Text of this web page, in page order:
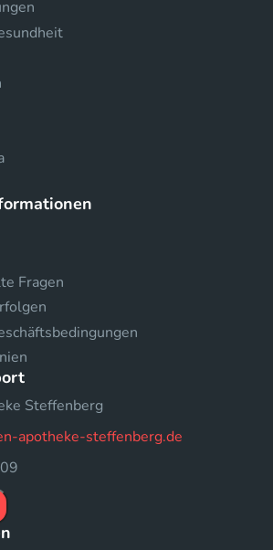
Fragen
Steffenberg
apotheke-steffenberg.de